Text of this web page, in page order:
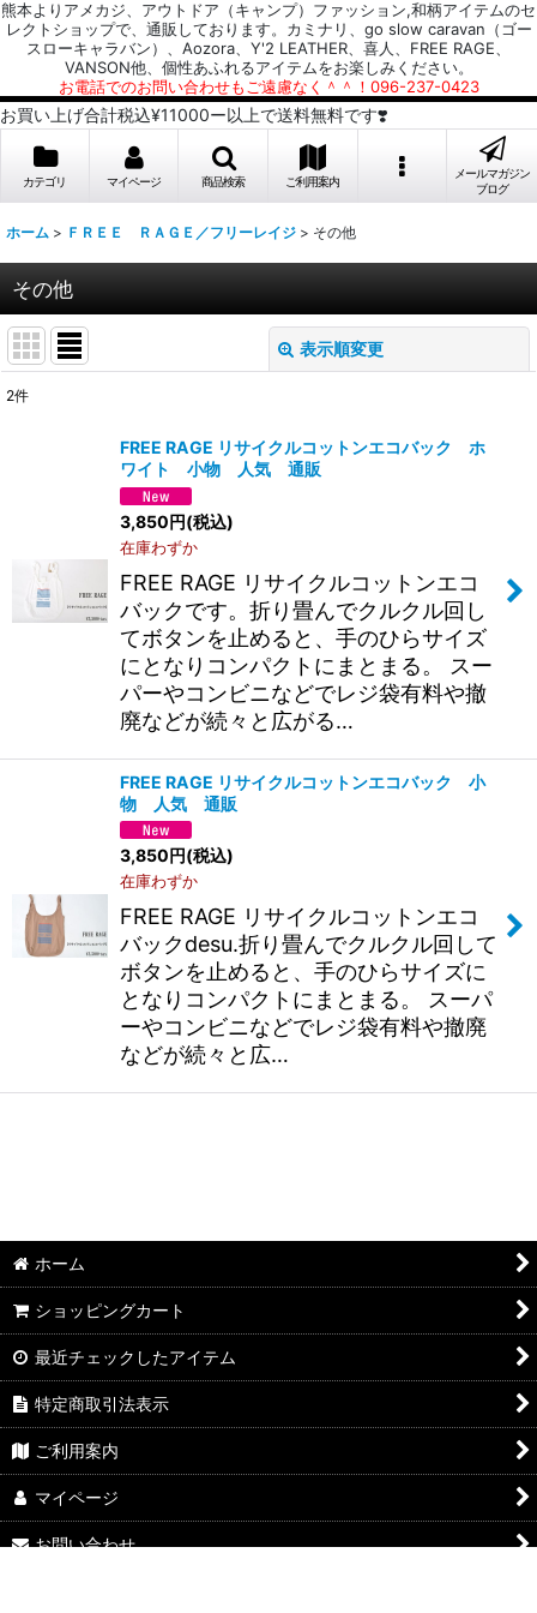
熊本よりアメカジ、アウトドア（キャンプ）ファッション,和柄アイテムのセ
レクトショップで、通販しております。カミナリ、go slow caravan（ゴー
スローキャラバン）、Aozora、Y'2 LEATHER、喜人、FREE RAGE、
VANSON他、個性あふれるアイテムをお楽しみください。
お電話でのお問い合わせもご遠慮なく＾＾！096-237-0423
お買い上げ合計税込¥11000ー以上で送料無料です❣️
カテゴリ マイページ 商品検索 ご利用案内
メールマガジン
ブログ
ホーム > ＦＲＥＥ ＲＡＧＥ／フリーレイジ > その他
その他
表示順変更
2件
FREE RAGE リサイクルコットンエコバック ホ
ワイト 小物 人気 通販
3,850円(税込)
在庫わずか
FREE RAGE リサイクルコットンエコ
バックです。折り畳んでクルクル回し
てボタンを止めると、手のひらサイズ
にとなりコンパクトにまとまる。 スー
パーやコンビニなどでレジ袋有料や撤
廃などが続々と広がる…
FREE RAGE リサイクルコットンエコバック 小
物 人気 通販
3,850円(税込)
在庫わずか
FREE RAGE リサイクルコットンエコ
バックdesu.折り畳んでクルクル回して
ボタンを止めると、手のひらサイズに
となりコンパクトにまとまる。 スーパ
ーやコンビニなどでレジ袋有料や撤廃
などが続々と広…
ホーム
ショッピングカート
最近チェックしたアイテム
特定商取引法表示
ご利用案内
マイページ
お問い合わせ